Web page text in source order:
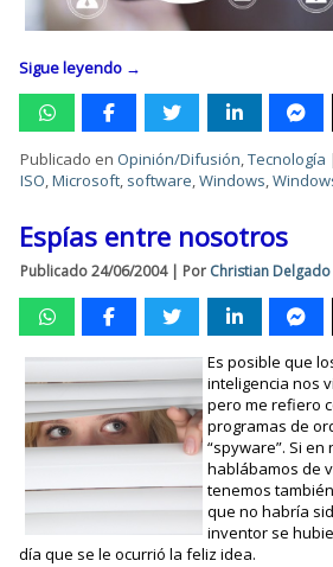
Sigue leyendo →
Publicado en Opinión/Difusión,Tecnología
ISO,Microsoft, software,Windows,
Espías entre nosotros
Publicado 24/06/2004| Por Christian
Es posible que
inteligencia nos
pero me refiero
programas de
“spyware”. Si
hablábamos de
tenemos
que no habría
inventor se
día que se le ocurrió la feliz idea.